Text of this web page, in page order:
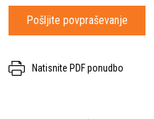
Pošljite povpraševanje
Natisnite PDF ponudbo